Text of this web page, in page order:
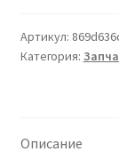
(komplett)
Артикул:
Категория:
Описание